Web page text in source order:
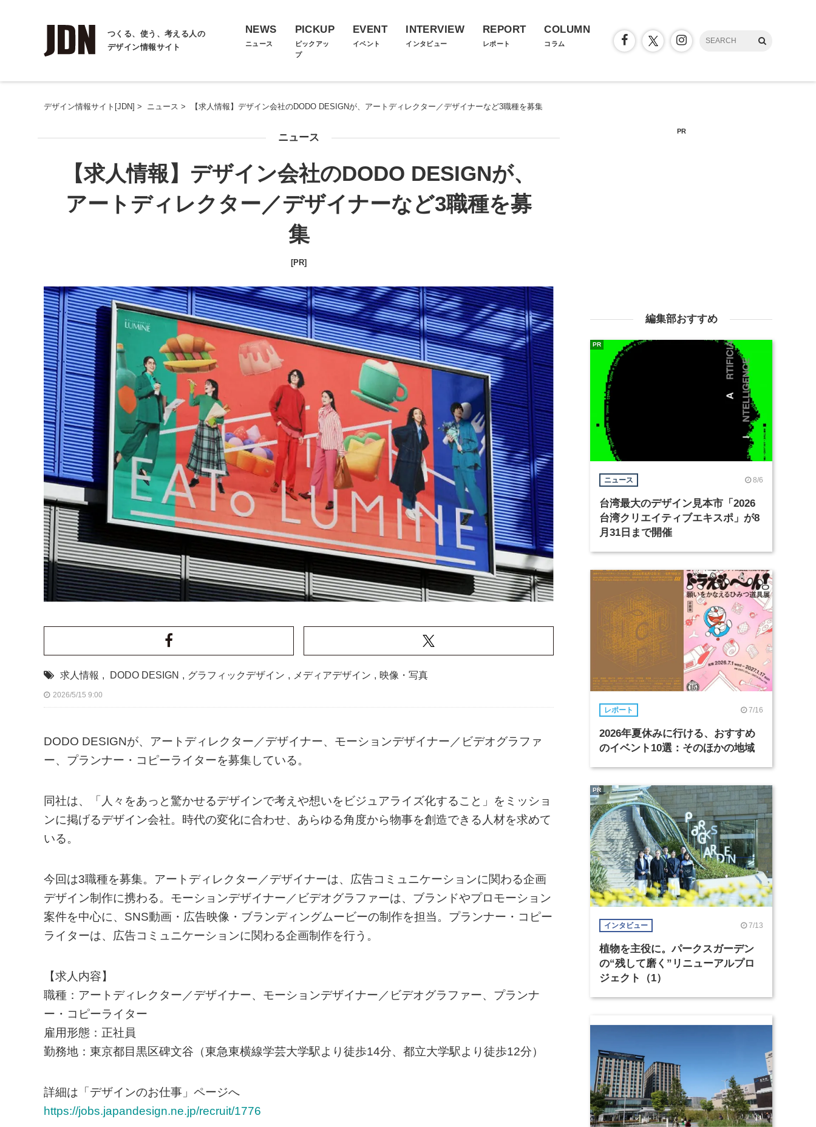
つくる、使う、考える人の
デザイン情報サイト
NEWS
ニュース
PICKUP
ピックアッ
プ
EVENT
イベント
INTERVIEW
インタビュー
REPORT
レポート
COLUMN
コラム
デザイン情報サイト[JDN] > ニュース > 【求人情報】デザイン会社のDODO DESIGNが、アートディレクター／デザイナーなど3職種を募集
ニュース
【求人情報】デザイン会社のDODO DESIGNが、
アートディレクター／デザイナーなど3職種を募
集
[PR]
求人情報 , DODO DESIGN , グラフィックデザイン , メディアデザイン , 映像・写真
2026/5/15 9:00
DODO DESIGNが、アートディレクター／デザイナー、モーションデザイナー／ビデオグラファ
ー、プランナー・コピーライターを募集している。
同社は、「人々をあっと驚かせるデザインで考えや想いをビジュアライズ化すること」をミッショ
ンに掲げるデザイン会社。時代の変化に合わせ、あらゆる角度から物事を創造できる人材を求めて
いる。
今回は3職種を募集。アートディレクター／デザイナーは、広告コミュニケーションに関わる企画
デザイン制作に携わる。モーションデザイナー／ビデオグラファーは、ブランドやプロモーション
案件を中心に、SNS動画・広告映像・ブランディングムービーの制作を担当。プランナー・コピー
ライターは、広告コミュニケーションに関わる企画制作を行う。
【求人内容】
職種：アートディレクター／デザイナー、モーションデザイナー／ビデオグラファー、プランナ
ー・コピーライター
雇用形態：正社員
勤務地：東京都目黒区碑文谷（東急東横線学芸大学駅より徒歩14分、都立大学駅より徒歩12分）
詳細は「デザインのお仕事」ページへ
https://jobs.japandesign.ne.jp/recruit/1776
PR
編集部おすすめ
ニュース 8/6
台湾最大のデザイン見本市「2026
台湾クリエイティブエキスポ」が8
月31日まで開催
PR
レポート 7/16
2026年夏休みに行ける、おすすめ
のイベント10選：そのほかの地域
インタビュー 7/13
植物を主役に。パークスガーデン
の“残して磨く”リニューアルプロ
ジェクト（1）
PR